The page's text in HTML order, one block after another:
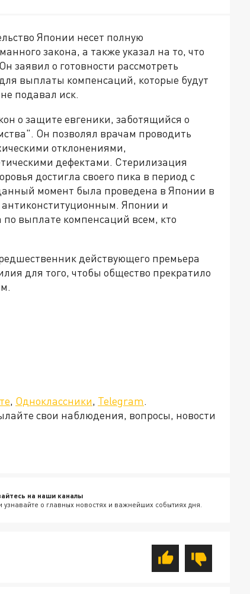
Японии несет полную
закона, а также указал на то, что
заявил о готовности рассмотреть
выплаты компенсаций, которые будут
подавал иск.
о защите евгеники, заботящийся о
Он позволял врачам проводить
отклонениями,
дефектами. Стерилизация
достигла своего пика в период с
момент была проведена в Японии в
антиконституционным. Японии и
по выплате компенсаций всем, кто
действующего премьера
для того, чтобы общество прекратило
, Одноклассники, Telegram.
свои наблюдения, вопросы, новости
на наши каналы
узнавайте о главных новостях и важнейших событиях дня.